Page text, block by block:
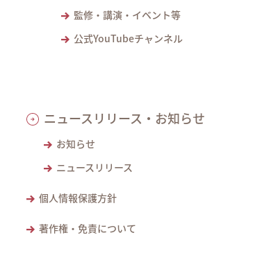
監修・講演・イベント等
公式YouTubeチャンネル
ニュースリリース・お知らせ
お知らせ
ニュースリリース
個人情報保護方針
著作権・免責について